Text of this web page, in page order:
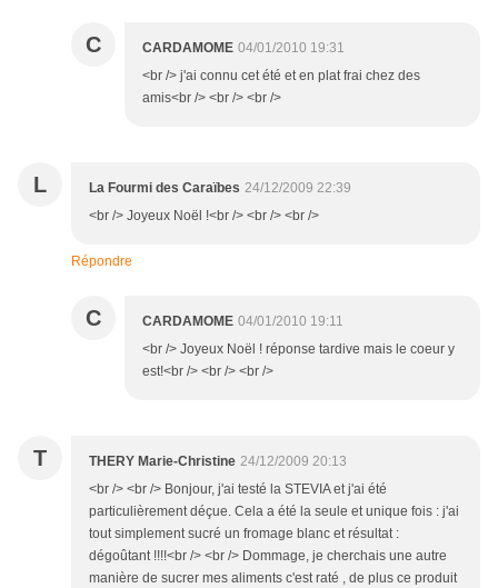
C CARDAMOME 04/01/2010 19:31
<br /> j'ai connu cet été et en plat frai chez des
amis<br /> <br /> <br />
L La Fourmi des Caraïbes 24/12/2009 22:39
<br /> Joyeux Noël !<br /> <br /> <br />
Répondre
C CARDAMOME 04/01/2010 19:11
<br /> Joyeux Noël ! réponse tardive mais le coeur y
est!<br /> <br /> <br />
T THERY Marie-Christine 24/12/2009 20:13
<br /> <br /> Bonjour, j'ai testé la STEVIA et j'ai été
particulièrement déçue. Cela a été la seule et unique fois : j'ai
tout simplement sucré un fromage blanc et résultat :
dégoûtant !!!!<br /> <br /> Dommage, je cherchais une autre
manière de sucrer mes aliments c'est raté , de plus ce produit